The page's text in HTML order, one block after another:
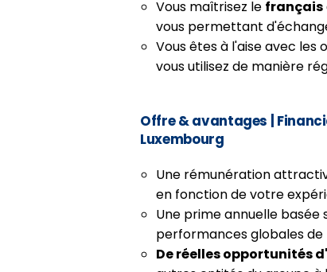
Vous maîtrisez le français
vous permettant
Vous êtes à l'aise avec les
vous utilisez de manière
Offre & avantages |
Luxembourg
Une rémunération
en fonction de votre
Une prime annuelle
performances globales de
De réelles opportunités